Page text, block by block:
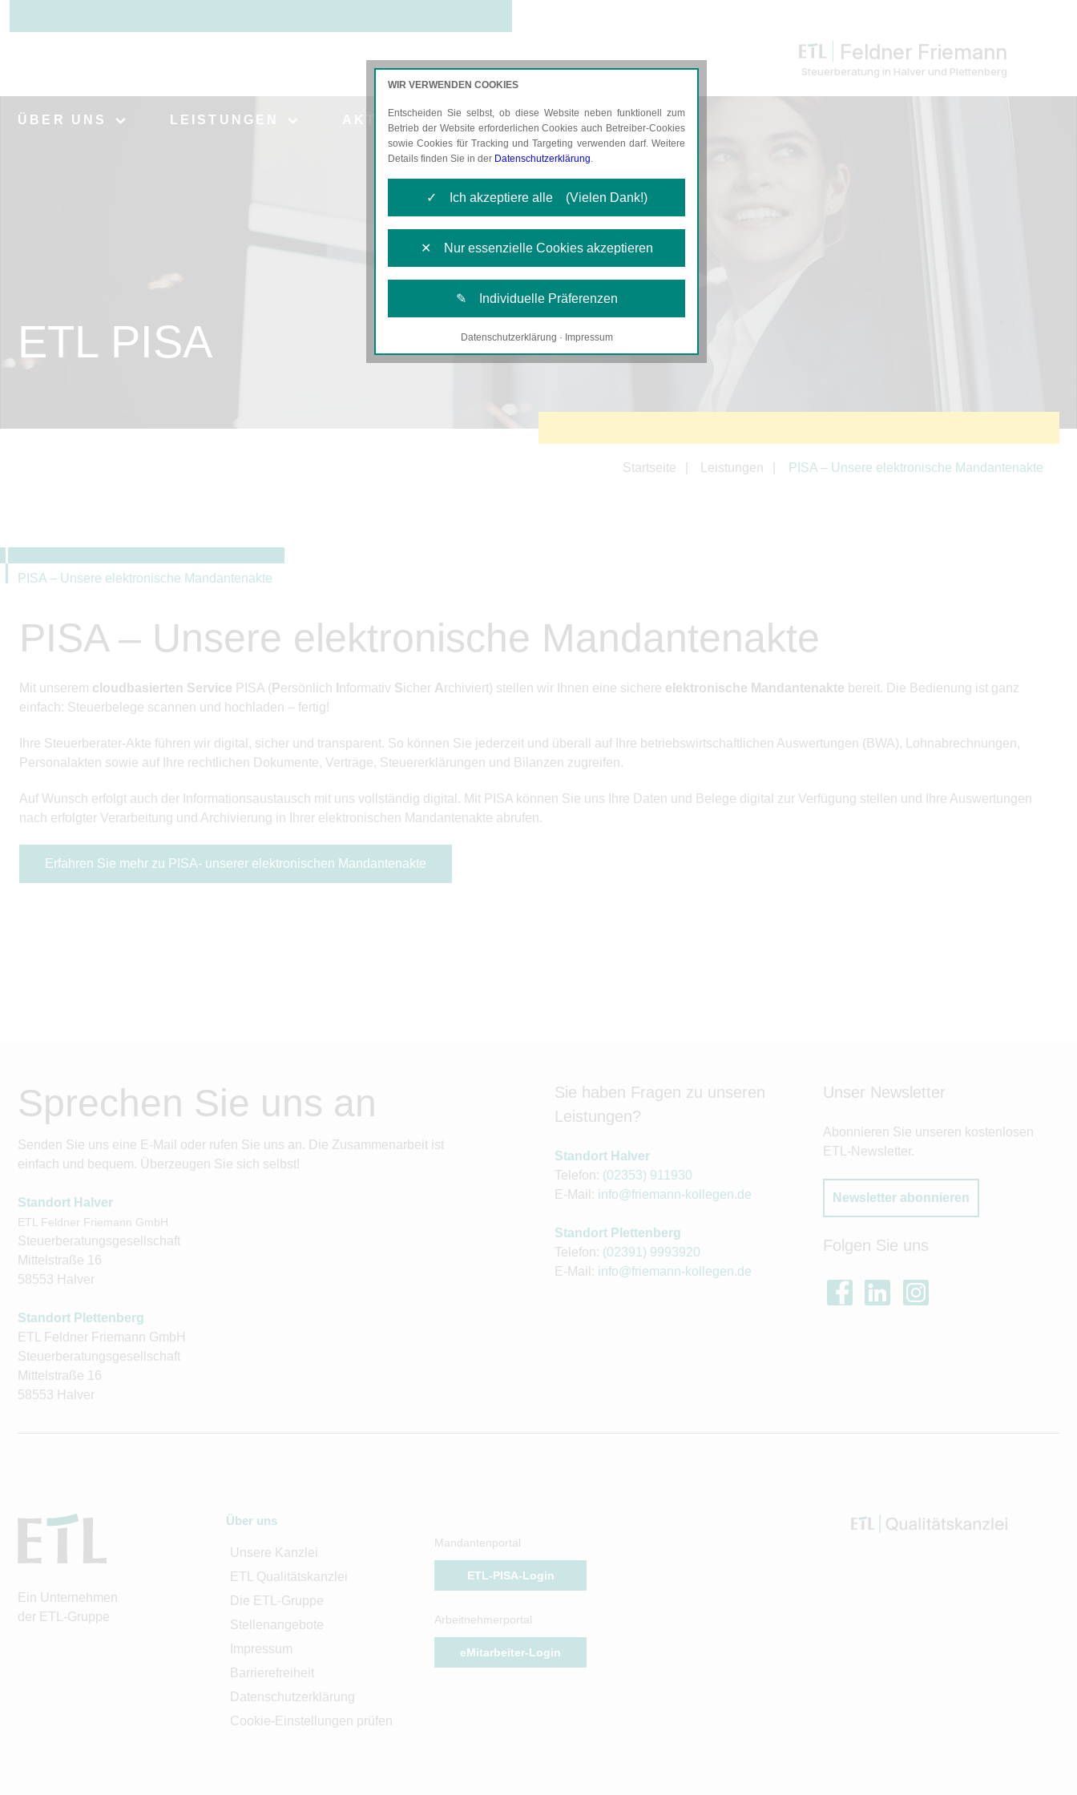
Feldner Friemann
Steuerberatung in Halver und Plettenberg
ÜBER UNS LEISTUNGEN AKTUELLES KARRIERE
ETL PISA
Startseite Leistungen PISA – Unsere elektronische Mandantenakte
PISA – Unsere elektronische Mandantenakte
PISA – Unsere elektronische Mandantenakte
Mit unserem cloudbasierten Service PISA ( Persönlich nformativ Sicher Archiviert) stellen wir Ihnen eine sichere elektronische Mandantenakte bereit. Die Bedienung ist ganz
einfach: Steuerbelege scannen und hochladen – fertig!
Ihre Steuerberater-Akte führen wir digital, sicher und transparent. So können Sie jederzeit und überall auf Ihre betriebswirtschaftlichen Auswertungen (BWA), Lohnabrechnungen,
Personalakten sowie auf Ihre rechtlichen Dokumente, Verträge, Steuererklärungen und Bilanzen zugreifen.
Auf Wunsch erfolgt auch der Informationsaustausch mit uns vollständig digital. Mit PISA können Sie uns Ihre Daten und Belege digital zur Verfügung stellen und Ihre Auswertungen
nach erfolgter Verarbeitung und Archivierung in Ihrer elektronischen Mandantenakte abrufen.
Erfahren Sie mehr zu PISA- unserer elektronischen Mandantenakte
Sprechen Sie uns an
Senden Sie uns eine E-Mail oder rufen Sie uns an. Die Zusammenarbeit ist
einfach und bequem. Überzeugen Sie sich selbst!
Standort Halver
ETL Feldner Friemann GmbH
Steuerberatungsgesellschaft
Mittelstraße 16
58553 Halver
Standort Plettenberg
ETL Feldner Friemann GmbH
Steuerberatungsgesellschaft
Mittelstraße 16
58553 Halver
Sie haben Fragen zu unseren
Leistungen?
Standort Halver
Telefon: (02353) 911930
E-Mail: info@friemann-kollegen.de
Standort Plettenberg
Telefon: (02391) 9993920
E-Mail: info@friemann-kollegen.de
Unser Newsletter
Abonnieren Sie unseren kostenlosen
ETL-Newsletter.
Newsletter abonnieren
Folgen Sie uns
Ein Unternehmen
der ETL-Gruppe
Über uns
Unsere Kanzlei
ETL Qualitätskanzlei
Die ETL-Gruppe
Stellenangebote
Impressum
Barrierefreiheit
Datenschutzerklärung
Cookie-Einstellungen prüfen
Mandantenportal
ETL-PISA-Login
Arbeitnehmerportal
eMitarbeiter-Login
WIR VERWENDEN COOKIES
Entscheiden Sie selbst, ob diese Website neben funktionell zum
Betrieb der Website erforderlichen Cookies auch Betreiber-Cookies
sowie Cookies für Tracking und Targeting verwenden darf. Weitere
Details finden Sie in der Datenschutzerklärung.
✓ Ich akzeptiere alle (Vielen Dank!)
✕ Nur essenzielle Cookies akzeptieren
✎ Individuelle Präferenzen
Notwendige Cookies
unseres Angebotes einschließlich der Verknüpfung zu
Datenschutzerklärung · Impressum